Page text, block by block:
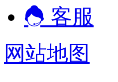
客服
网站地图